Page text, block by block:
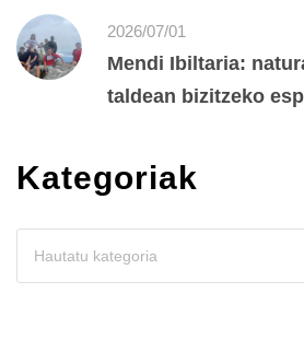
2026/07/01
Mendi Ibiltaria:
taldean bizitzeko
Kategoriak